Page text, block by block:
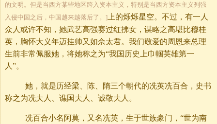
的文明。但是当西方某些地区跨入资本主义，特别是当西方资本主义列强
入侵中国之后，中国越来越落后了。] 上的烁烁星空。不过，有一人
众人或许不知，她武艺高强赛过红拂女，谋略之高堪比穆桂
英，胸怀大义年迈挂帅又如佘太君。我们敬爱的周恩来总理
生前非常佩服她，将她称之为“我国历史上巾帼英雄第一
人”。
她，就是历经梁、陈、隋三个朝代的冼英冼百合，史书
称之为冼夫人、谯国夫人、诚敬夫人。
冼百合小名阿莫，又名冼英，生于世族豪门，“世为南